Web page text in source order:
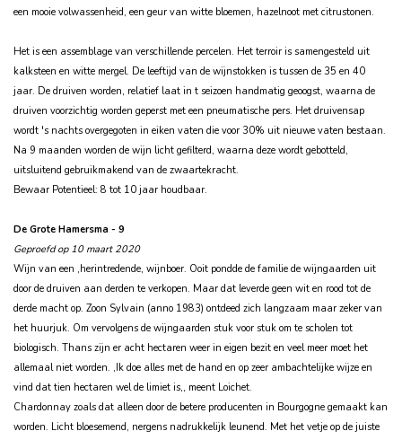
een mooie volwassenheid, een geur van witte bloemen, hazelnoot met citrustonen.
Het is een assemblage van verschillende percelen. Het terroir is samengesteld uit
kalksteen en witte mergel. De leeftijd van de wijnstokken is tussen de 35 en 40
jaar. De druiven worden, relatief laat in t seizoen handmatig geoogst, waarna de
druiven voorzichtig worden geperst met een pneumatische pers. Het druivensap
wordt 's nachts overgegoten in eiken vaten die voor 30% uit nieuwe vaten bestaan.
Na 9 maanden worden de wijn licht gefilterd, waarna deze wordt gebotteld,
uitsluitend gebruikmakend van de zwaartekracht.
Bewaar Potentieel: 8 tot 10 jaar houdbaar.
De Grote Hamersma - 9
Geproefd op 10 maart 2020
Wijn van een ‚herintredende‚ wijnboer. Ooit pondde de familie de wijngaarden uit
door de druiven aan derden te verkopen. Maar dat leverde geen wit en rood tot de
derde macht op. Zoon Sylvain (anno 1983) ontdeed zich langzaam maar zeker van
het huurjuk. Om vervolgens de wijngaarden stuk voor stuk om te scholen tot
biologisch. Thans zijn er acht hectaren weer in eigen bezit en veel meer moet het
allemaal niet worden. ‚Ik doe alles met de hand en op zeer ambachtelijke wijze en
vind dat tien hectaren wel de limiet is,‚ meent Loichet.
Chardonnay zoals dat alleen door de betere producenten in Bourgogne gemaakt kan
worden. Licht bloesemend, nergens nadrukkelijk leunend. Met het vetje op de juiste